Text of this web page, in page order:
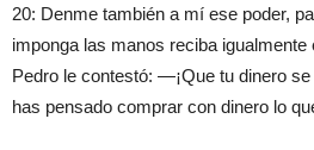
20: Denme también a mí ese poder,
imponga las manos reciba
Pedro le contestó: —¡Que tu dinero
has pensado comprar con dinero lo